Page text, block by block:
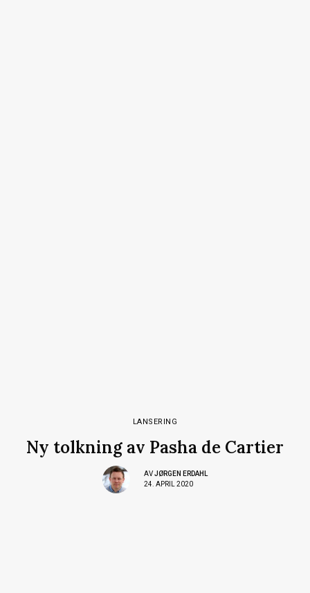
LANSERING
Ny tolkning av Pasha de Cartier
AVJØRGEN ERDAHL
24. APRIL 2020